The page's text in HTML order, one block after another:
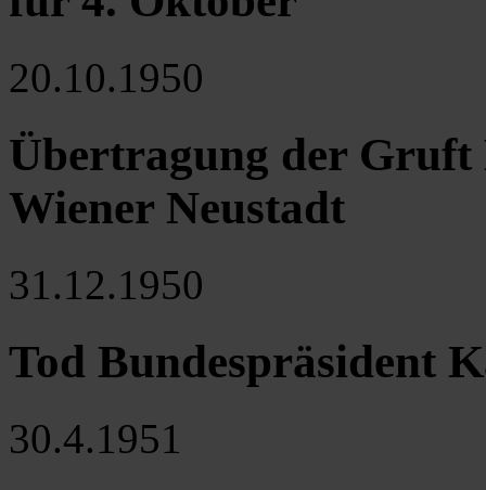
20.10.1950
Übertragung der
Wiener Neustadt
31.12.1950
Tod Bundespräsident
30.4.1951